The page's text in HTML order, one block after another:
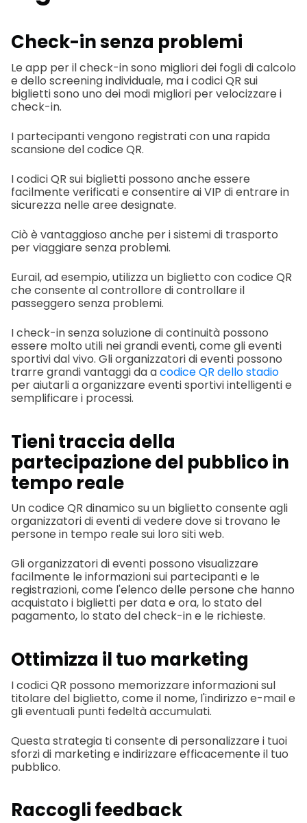
Check-in senza problemi
Le app per il check-in sono migliori dei fogli di calcolo
e dello screening individuale, ma i codici QR sui
biglietti sono uno dei modi migliori per velocizzare i
check-in.
I partecipanti vengono registrati con una rapida
scansione del codice QR.
I codici QR sui biglietti possono anche essere
facilmente verificati e consentire ai VIP di entrare in
sicurezza nelle aree designate.
Ciò è vantaggioso anche per i sistemi di trasporto
per viaggiare senza problemi.
Eurail, ad esempio, utilizza un biglietto con codice QR
che consente al controllore di controllare il
passeggero senza problemi.
I check-in senza soluzione di continuità possono
essere molto utili nei grandi eventi, come gli eventi
sportivi dal vivo. Gli organizzatori di eventi possono
trarre grandi vantaggi da acodice QR dello stadio
per aiutarli a organizzare eventi sportivi intelligenti e
semplificare i processi.
Tieni traccia della
partecipazione del pubblico in
tempo reale
Un codice QR dinamico su un biglietto consente agli
organizzatori di eventi di vedere dove si trovano le
persone in tempo reale sui loro siti web.
Gli organizzatori di eventi possono visualizzare
facilmente le informazioni sui partecipanti e le
registrazioni, come l'elenco delle persone che hanno
acquistato i biglietti per data e ora, lo stato del
pagamento, lo stato del check-in e le richieste.
Ottimizza il tuo marketing
I codici QR possono memorizzare informazioni sul
titolare del biglietto, come il nome, l'indirizzo e-mail e
gli eventuali punti fedeltà accumulati.
Questa strategia ti consente di personalizzare i tuoi
sforzi di marketing e indirizzare efficacemente il tuo
pubblico.
Raccogli feedback